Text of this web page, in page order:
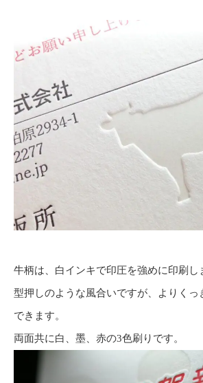
牛柄は、白インキで印圧を強めに印刷し
型押しのような風合いですが、よりくっ
できます。
両面共に白、墨、赤の3色刷りです。